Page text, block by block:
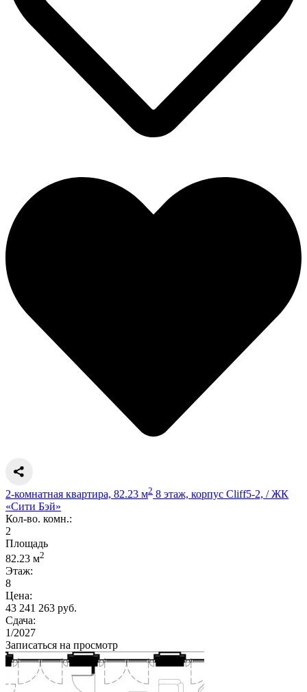
2-комнатная квартира, 82.23 м2 8 этаж, корпус Cliff5-2, / ЖК
«Сити Бэй»
Кол-во. комн.:
2
Площадь
82.23 м2
Этаж:
8
Цена:
43 241 263 руб.
Сдача:
1/2027
Записаться на просмотр